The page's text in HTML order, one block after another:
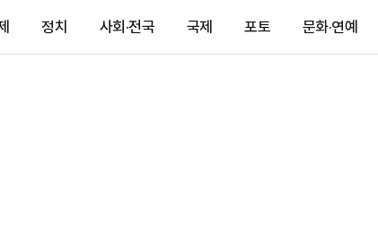
정치 사회·전국 국제 포토 문화·연예